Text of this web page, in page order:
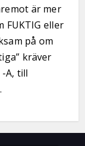
är mer
FUKTIG eller
på om
kräver
A, till